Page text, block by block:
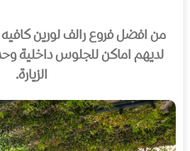
من افضل فروع رالف لورين
لديهم اماكن للجلوس داخلية
الزيارة.